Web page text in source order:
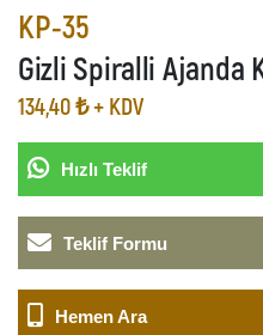
KP-35
Gizli Spiralli Ajanda
134,40 ₺ + KDV
Hızlı Teklif
Teklif Formu
Hemen Ara